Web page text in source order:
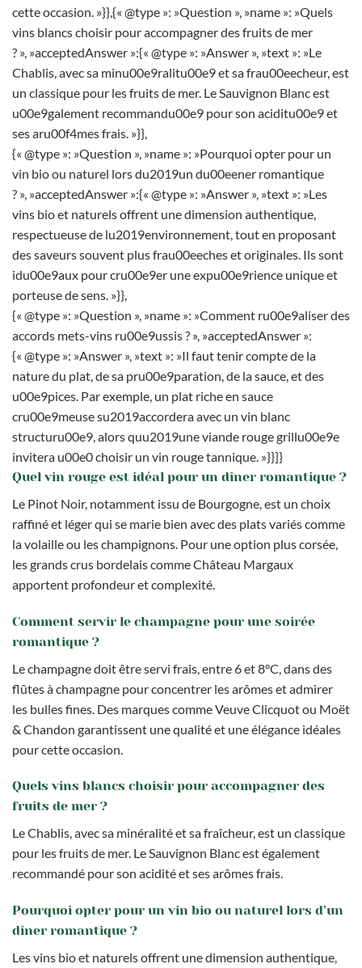
cette occasion. »}},{« @type »: »Question », »name »: »Quels
vins blancs choisir pour accompagner des fruits de mer
? », »acceptedAnswer »:{« @type »: »Answer », »text »: »Le
Chablis, avec sa minu00e9ralitu00e9 et sa frau00eecheur, est
un classique pour les fruits de mer. Le Sauvignon Blanc est
u00e9galement recommandu00e9 pour son aciditu00e9 et
ses aru00f4mes frais. »}},
{« @type »: »Question », »name »: »Pourquoi opter pour un
vin bio ou naturel lors du2019un du00eener romantique
? », »acceptedAnswer »:{« @type »: »Answer », »text »: »Les
vins bio et naturels offrent une dimension authentique,
respectueuse de lu2019environnement, tout en proposant
des saveurs souvent plus frau00eeches et originales. Ils sont
idu00e9aux pour cru00e9er une expu00e9rience unique et
porteuse de sens. »}},
{« @type »: »Question », »name »: »Comment ru00e9aliser des
accords mets-vins ru00e9ussis ? », »acceptedAnswer »:
{« @type »: »Answer », »text »: »Il faut tenir compte de la
nature du plat, de sa pru00e9paration, de la sauce, et des
u00e9pices. Par exemple, un plat riche en sauce
cru00e9meuse su2019accordera avec un vin blanc
structuru00e9, alors quu2019une viande rouge grillu00e9e
invitera u00e0 choisir un vin rouge tannique. »}}]}
Quel vin rouge est idéal pour un dîner romantique ?
Le Pinot Noir, notamment issu de Bourgogne, est un choix
raffiné et léger qui se marie bien avec des plats variés comme
la volaille ou les champignons. Pour une option plus corsée,
les grands crus bordelais comme Château Margaux
apportent profondeur et complexité.
Comment servir le champagne pour une soirée
romantique ?
Le champagne doit être servi frais, entre 6 et 8°C, dans des
flûtes à champagne pour concentrer les arômes et admirer
les bulles fines. Des marques comme Veuve Clicquot ou Moët
& Chandon garantissent une qualité et une élégance idéales
pour cette occasion.
Quels vins blancs choisir pour accompagner des
fruits de mer ?
Le Chablis, avec sa minéralité et sa fraîcheur, est un classique
pour les fruits de mer. Le Sauvignon Blanc est également
recommandé pour son acidité et ses arômes frais.
Pourquoi opter pour un vin bio ou naturel lors d’un
dîner romantique ?
Les vins bio et naturels offrent une dimension authentique,